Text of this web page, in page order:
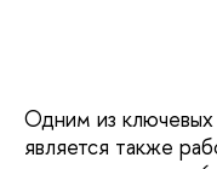
Одним из ключевых
является также